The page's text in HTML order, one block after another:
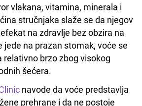
vlakana, vitamina, minerala i
stručnjaka slaže se da njegov
na zdravlje bez obzira na
jede na prazan stomak, voće se
relativno brzo zbog visokog
šećera.
navode da voće predstavlja
prehrane i da ne postoje